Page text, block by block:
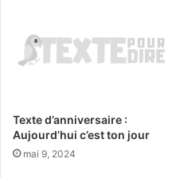
Texte d’anniversaire :
Aujourd’hui c’est ton jour
mai 9, 2024